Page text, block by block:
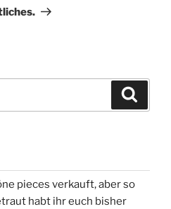
pieces verkauft, aber so
habt ihr euch bisher